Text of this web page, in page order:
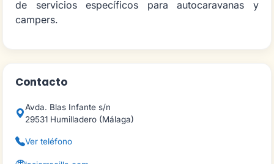
de servicios específicos para autocaravanas y
campers.
Contacto
Avda. Blas Infante s/n
29531 Humilladero (Málaga)
Ver teléfono